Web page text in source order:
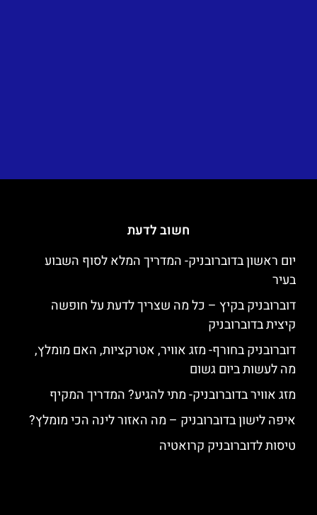
חשוב לדעת
יום ראשון בדוברובניק- המדריך המלא לסוף השבוע
בעיר
דוברובניק בקיץ – כל מה שצריך לדעת על חופשה
קיצית בדוברובניק
דוברובניק בחורף- מזג אוויר, אטרקציות, האם מומלץ,
מה לעשות ביום גשום
מזג אוויר בדוברובניק- מתי להגיע? המדריך המקיף
איפה לישון בדוברובניק – מה האזור לינה הכי מומלץ?
טיסות לדוברובניק קרואטיה